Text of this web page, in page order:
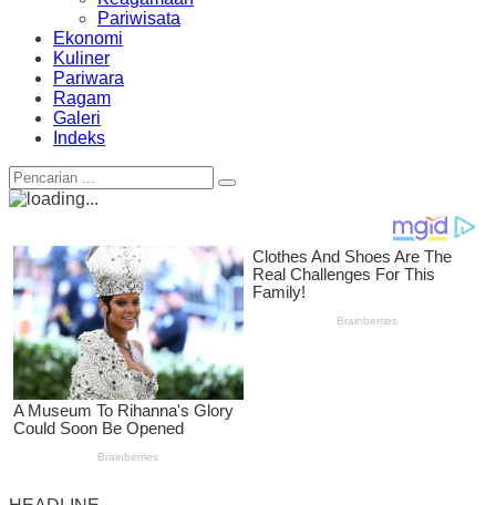
Pariwisata
Ekonomi
Kuliner
Pariwara
Ragam
Galeri
Indeks